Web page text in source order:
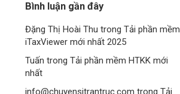
Bình luận gần đây
Đặng Thị Hoài Thu trong Tải phần mềm
iTaxViewer mới nhất 2025
Tuấn trong Tải phần mềm HTKK mới
nhất
info@chuyensitrantruc.com trong Tải